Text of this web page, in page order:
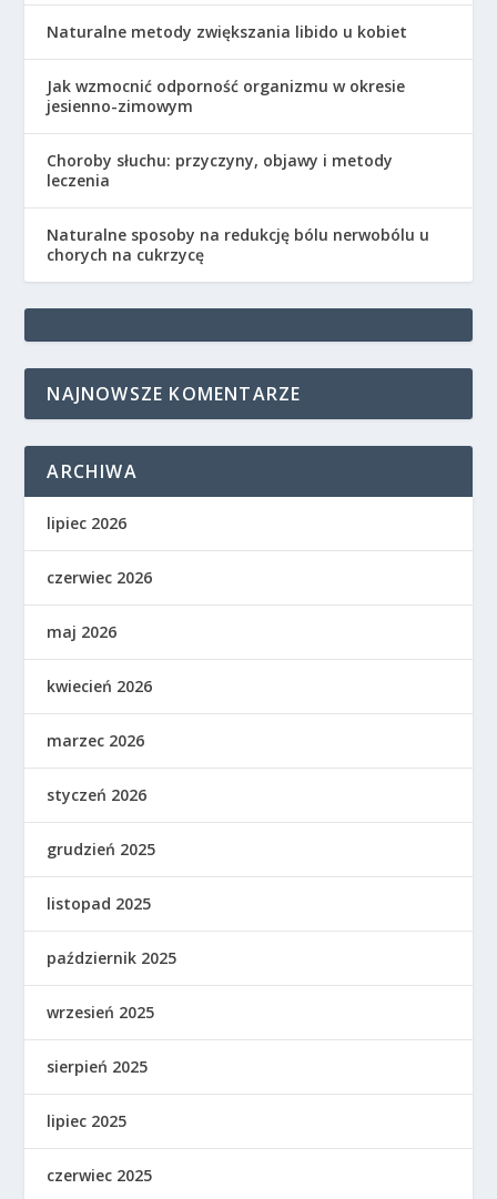
Naturalne metody zwiększania libido u kobiet
Jak wzmocnić odporność organizmu w okresie
jesienno-zimowym
Choroby słuchu: przyczyny, objawy i metody
leczenia
Naturalne sposoby na redukcję bólu nerwobólu u
chorych na cukrzycę
NAJNOWSZE KOMENTARZE
ARCHIWA
lipiec 2026
czerwiec 2026
maj 2026
kwiecień 2026
marzec 2026
styczeń 2026
grudzień 2025
listopad 2025
październik 2025
wrzesień 2025
sierpień 2025
lipiec 2025
czerwiec 2025